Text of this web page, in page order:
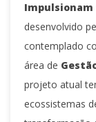
desenvolvido
contemplado
área de
projeto atual
ecossistemas